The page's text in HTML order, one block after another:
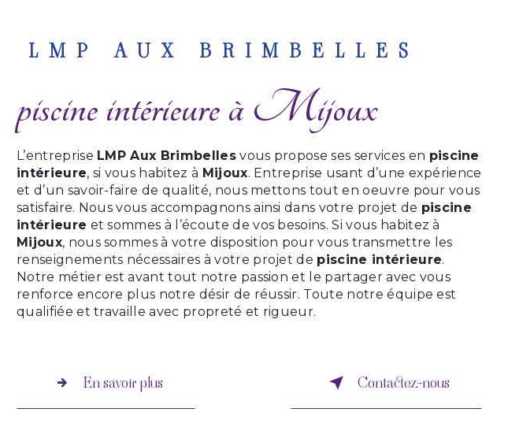
LMP AUX BRIMBELLES
piscine intérieure à Mijoux
L’entreprise LMP Aux Brimbellesvous propose ses services en piscine
intérieure, si vous habitez à Mijoux. Entreprise usant d’une expérience
et d’un savoir-faire de qualité, nous mettons tout en oeuvre pour vous
satisfaire. Nous vous accompagnons ainsi dans votre projet de piscine
intérieure et sommes à l’écoute de vos besoins. Si vous habitez à
Mijoux, nous sommes à votre disposition pour vous transmettre les
renseignements nécessaires à votre projet de piscine intérieure.
Notre métier est avant tout notre passion et le partager avec vous
renforce encore plus notre désir de réussir. Toute notre équipe est
qualifiée et travaille avec propreté et rigueur.
En savoir plus Contactez-nous